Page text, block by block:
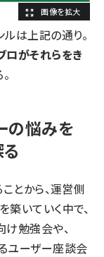
は上記の通り。
ロがそれらをき
の悩みを
とから、運営側
いていく中で、
勉強会や、
ユーザー座談会